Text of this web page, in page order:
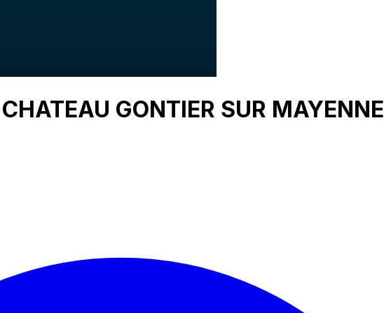
GONTIER SUR MAYENNE